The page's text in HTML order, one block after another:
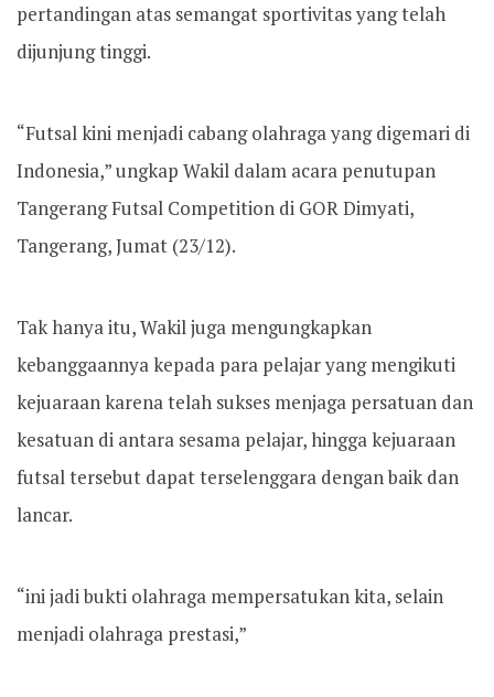
pertandingan atas semangat sportivitas yang telah
dijunjung tinggi.
“Futsal kini menjadi cabang olahraga yang digemari di
Indonesia,” ungkap Wakil dalam acara penutupan
Tangerang Futsal Competition di GOR Dimyati,
Tangerang, Jumat (23/12).
Tak hanya itu, Wakil juga mengungkapkan
kebanggaannya kepada para pelajar yang mengikuti
kejuaraan karena telah sukses menjaga persatuan dan
kesatuan di antara sesama pelajar, hingga kejuaraan
futsal tersebut dapat terselenggara dengan baik dan
lancar.
“ini jadi bukti olahraga mempersatukan kita, selain
menjadi olahraga prestasi,”